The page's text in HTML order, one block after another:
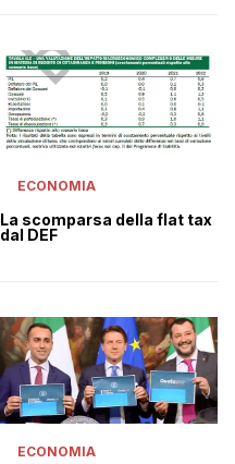
ECONOMIA
La scomparsa della flat tax
dal DEF
ECONOMIA